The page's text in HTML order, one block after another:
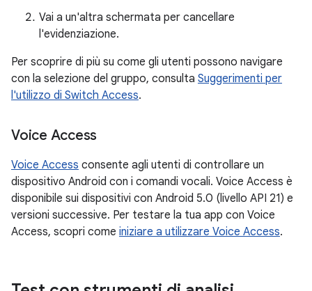
Vai a un'altra schermata per cancellare
l'evidenziazione.
Per scoprire di più su come gli utenti possono navigare
con la selezione del gruppo, consulta Suggerimenti per
l'utilizzo di Switch Access.
Voice Access
Voice Access consente agli utenti di controllare un
dispositivo Android con i comandi vocali. Voice Access è
disponibile sui dispositivi con Android 5.0 (livello API 21) e
versioni successive. Per testare la tua app con Voice
Access, scopri come iniziare a utilizzare Voice Access.